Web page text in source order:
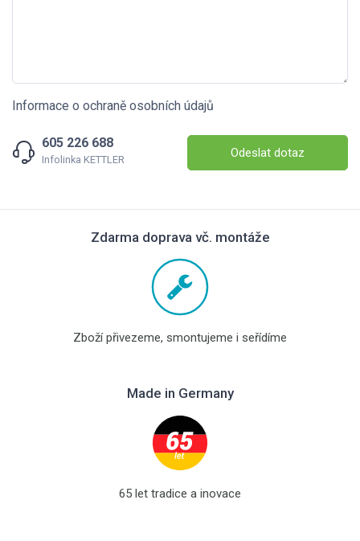
Informace o ochraně osobních údajů
605 226 688
Infolinka KETTLER Odeslat dotaz
Zdarma doprava vč. montáže
Zboží přivezeme, smontujeme i seřídíme
Made in Germany
65 let tradice a inovace